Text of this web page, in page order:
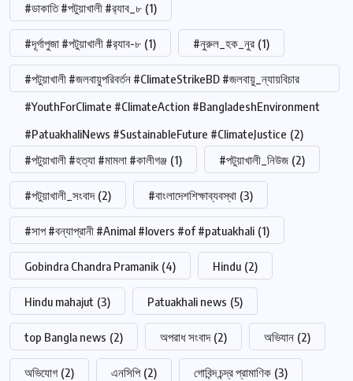
#ডাকাতি #পটুয়াখালী #র‍্যাব_৮ (1)
#দূর্গাপুজা #পটুয়াখালী #র‍্যাব-৮ (1) #নুরুল_হক_নুর (1)
#পটুয়াখালী #জলবায়ুপরিবর্তন #ClimateStrikeBD #জলবায়ু_ন্যায়বিচার
#YouthForClimate #ClimateAction #BangladeshEnvironment
#PatuakhaliNews #SustainableFuture #ClimateJustice (2)
#পটুয়াখালী #হত্যা #মামলা #কালীগঞ্জ (1) #পটুয়াখালী_নিউজ (2)
#পটুয়াখালী_সংবাদ (2) #বাংলাদেশশিক্ষাব্যবস্থা (3)
#সাপ #বন্যাপ্রানী #Animal #lovers #of #patuakhali (1)
Gobindra Chandra Pramanik (4) Hindu (2)
Hindu mahajut (3) Patuakhali news (5)
top Bangla news (2) অপরাধ সংবাদ (2) অভিযান (2)
অভিযোগ (2) এনসিপি (2) গোবিন্দ চন্দ্র প্রামাণিক (3)